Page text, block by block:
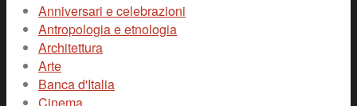
Anniversari e celebrazioni
Antropologia e etnologia
Architettura
Arte
Banca d'Italia
Cinema